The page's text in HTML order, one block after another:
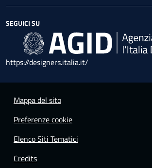
SEGUICI SU
https://designers.italia.it/
Mappa del sito
Preferenze cookie
Elenco Siti Tematici
Credits